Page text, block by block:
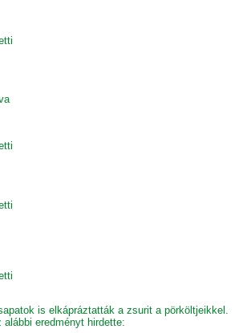
is elkápráztatták a zsurit a pörköltjeikkel.
eredményt hirdette: